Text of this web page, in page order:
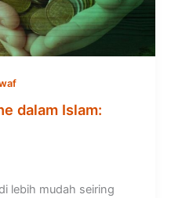
dalam Islam:
lebih mudah seiring